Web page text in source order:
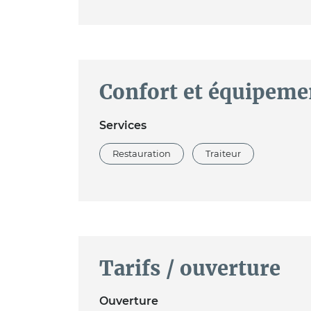
Confort et
Services
Restauration Traiteur
Tarifs / ouverture
Ouverture